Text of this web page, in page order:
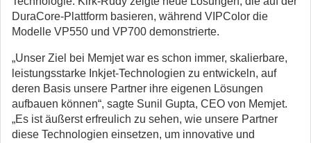
DuraCore-Plattform basieren, während VIPColor die
Modelle VP550 und VP700 demonstrierte.
„Unser Ziel bei Memjet war es schon immer, skalierbare,
leistungsstarke Inkjet-Technologien zu entwickeln, auf
deren Basis unsere Partner ihre eigenen Lösungen
aufbauen können“, sagte Sunil Gupta, CEO von Memjet.
„Es ist äußerst erfreulich zu sehen, wie unsere Partner
diese Technologien einsetzen, um innovative und